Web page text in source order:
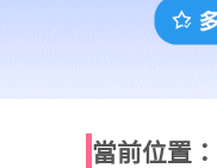
當前位置：